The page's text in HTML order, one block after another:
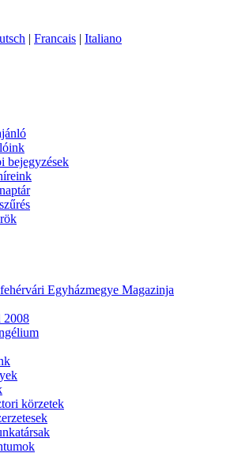
| Francais | Italiano
bejegyzések
Egyházmegye Magazinja
2008
körzetek